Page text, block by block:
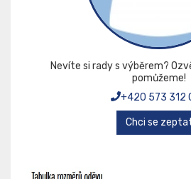
Nevíte si rady s výběrem?
pomůžeme!
+420 573 312
Chci se